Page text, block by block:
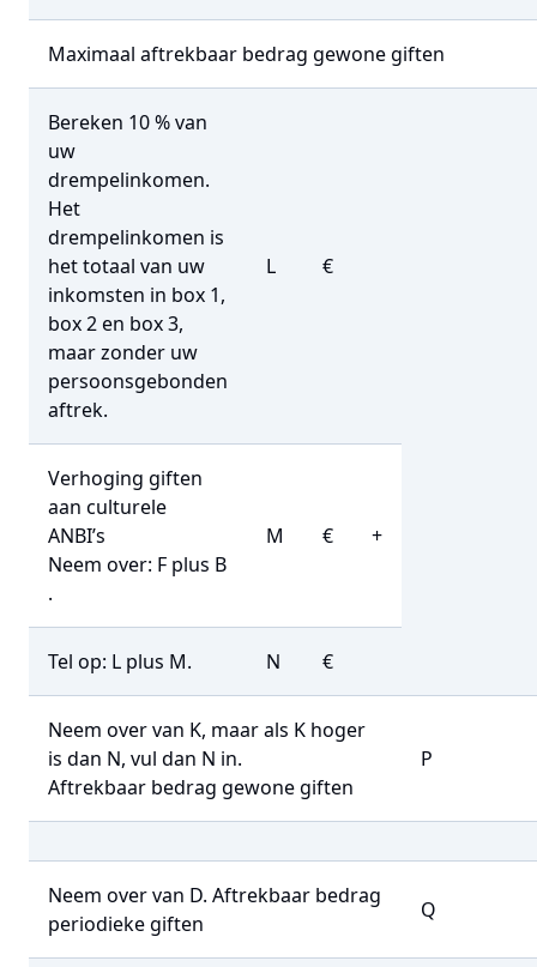
Maximaal aftrekbaar bedrag gewone giften
Bereken 10 % van
uw
drempelinkomen.
Het
drempelinkomen is
het totaal van uw
inkomsten in box 1,
box 2 en box 3,
maar zonder uw
persoonsgebonden
aftrek.
L €
Verhoging giften
aan culturele
ANBI’s
Neem over: F plus B
.
M € +
Tel op: L plus M. N €
Neem over van K, maar als K hoger
is dan N, vul dan N in.
Aftrekbaar bedrag gewone giften
P
Neem over van D. Aftrekbaar bedrag
periodieke giften
Q